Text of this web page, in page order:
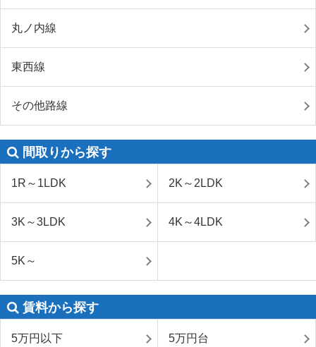
丸ノ内線
東西線
その他路線
間取りから探す
1R～1LDK 2K～2LDK
3K～3LDK 4K～4LDK
5K～
賃料から探す
5万円以下 5万円台